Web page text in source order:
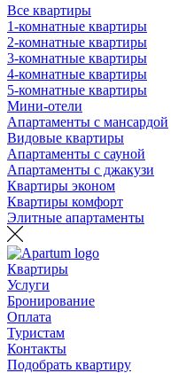
Все квартиры
1-комнатные квартиры
2-комнатные квартиры
3-комнатные квартиры
4-комнатные квартиры
5-комнатные квартиры
Мини-отели
Апартаменты с мансардой
Видовые квартиры
Апартаменты с сауной
Апартаменты с джакузи
Квартиры эконом
Квартиры комфорт
Элитные апартаменты
Квартиры
Услуги
Бронирование
Оплата
Туристам
Контакты
Подобрать квартиру